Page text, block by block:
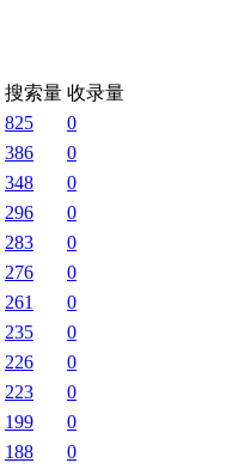
搜索量 收录量
825
0
386
0
348
0
296
0
283
0
276
0
261
0
235
0
226
0
223
0
199
0
188
0